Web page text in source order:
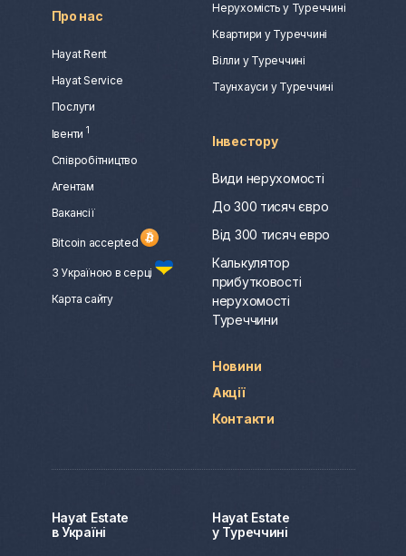
Про нас
Hayat Rent
Hayat Service
Послуги
Івенти 1
Співробітництво
Агентам
Вакансії
Bitcoin accepted
З Україною в серці
Карта сайту
Нерухомість у Туреччині
Квартири у Туреччині
Вілли у Туреччині
Таунхауси у Туреччині
Інвестору
Види нерухомості
До 300 тисяч євро
Від 300 тисяч евро
Калькулятор
прибутковості
нерухомості
Туреччини
Новини
Акції
Контакти
Hayat Estate
в Україні
Hayat Estate
у Туреччині